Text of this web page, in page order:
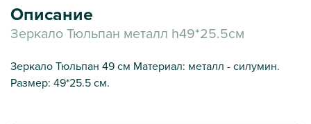
Описание
Зеркало Тюльпан металл h49*25.5см
Зеркало Тюльпан 49 см Материал: металл - силумин.
Размер: 49*25.5 см.